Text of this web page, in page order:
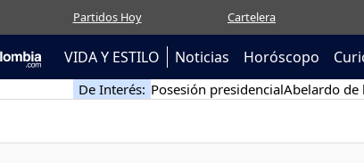
Partidos Hoy Cartelera
VIDA Y ESTILO Noticias Horóscopo
De Interés: Posesión presidencialAbelardo de